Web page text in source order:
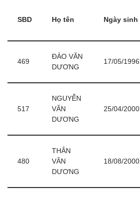
SBD Họ tên Ngày sinh
469
ĐÀO VĂN
DƯƠNG
17/05/1996
517
NGUYỄN
VĂN
DƯƠNG
25/04/2000
480
THÂN
VĂN
DƯƠNG
18/08/2000